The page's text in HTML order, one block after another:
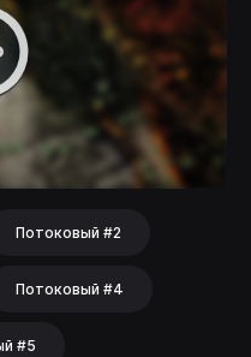
Потоковый #2
Потоковый #4
#5